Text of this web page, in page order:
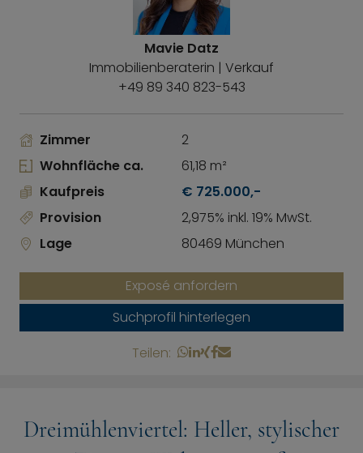
Mavie Datz
Immobilienberaterin | Verkauf
+49 89 340 823-543
Zimmer
2
Wohnfläche ca.
61,18 m²
Kaufpreis
€ 725.000,-
Provision
2,975% inkl. 19% MwSt.
Lage
80469 München
Exposé anfordern
Suchprofil hinterlegen
Teilen:
Dreimühlenviertel: Heller, stylischer